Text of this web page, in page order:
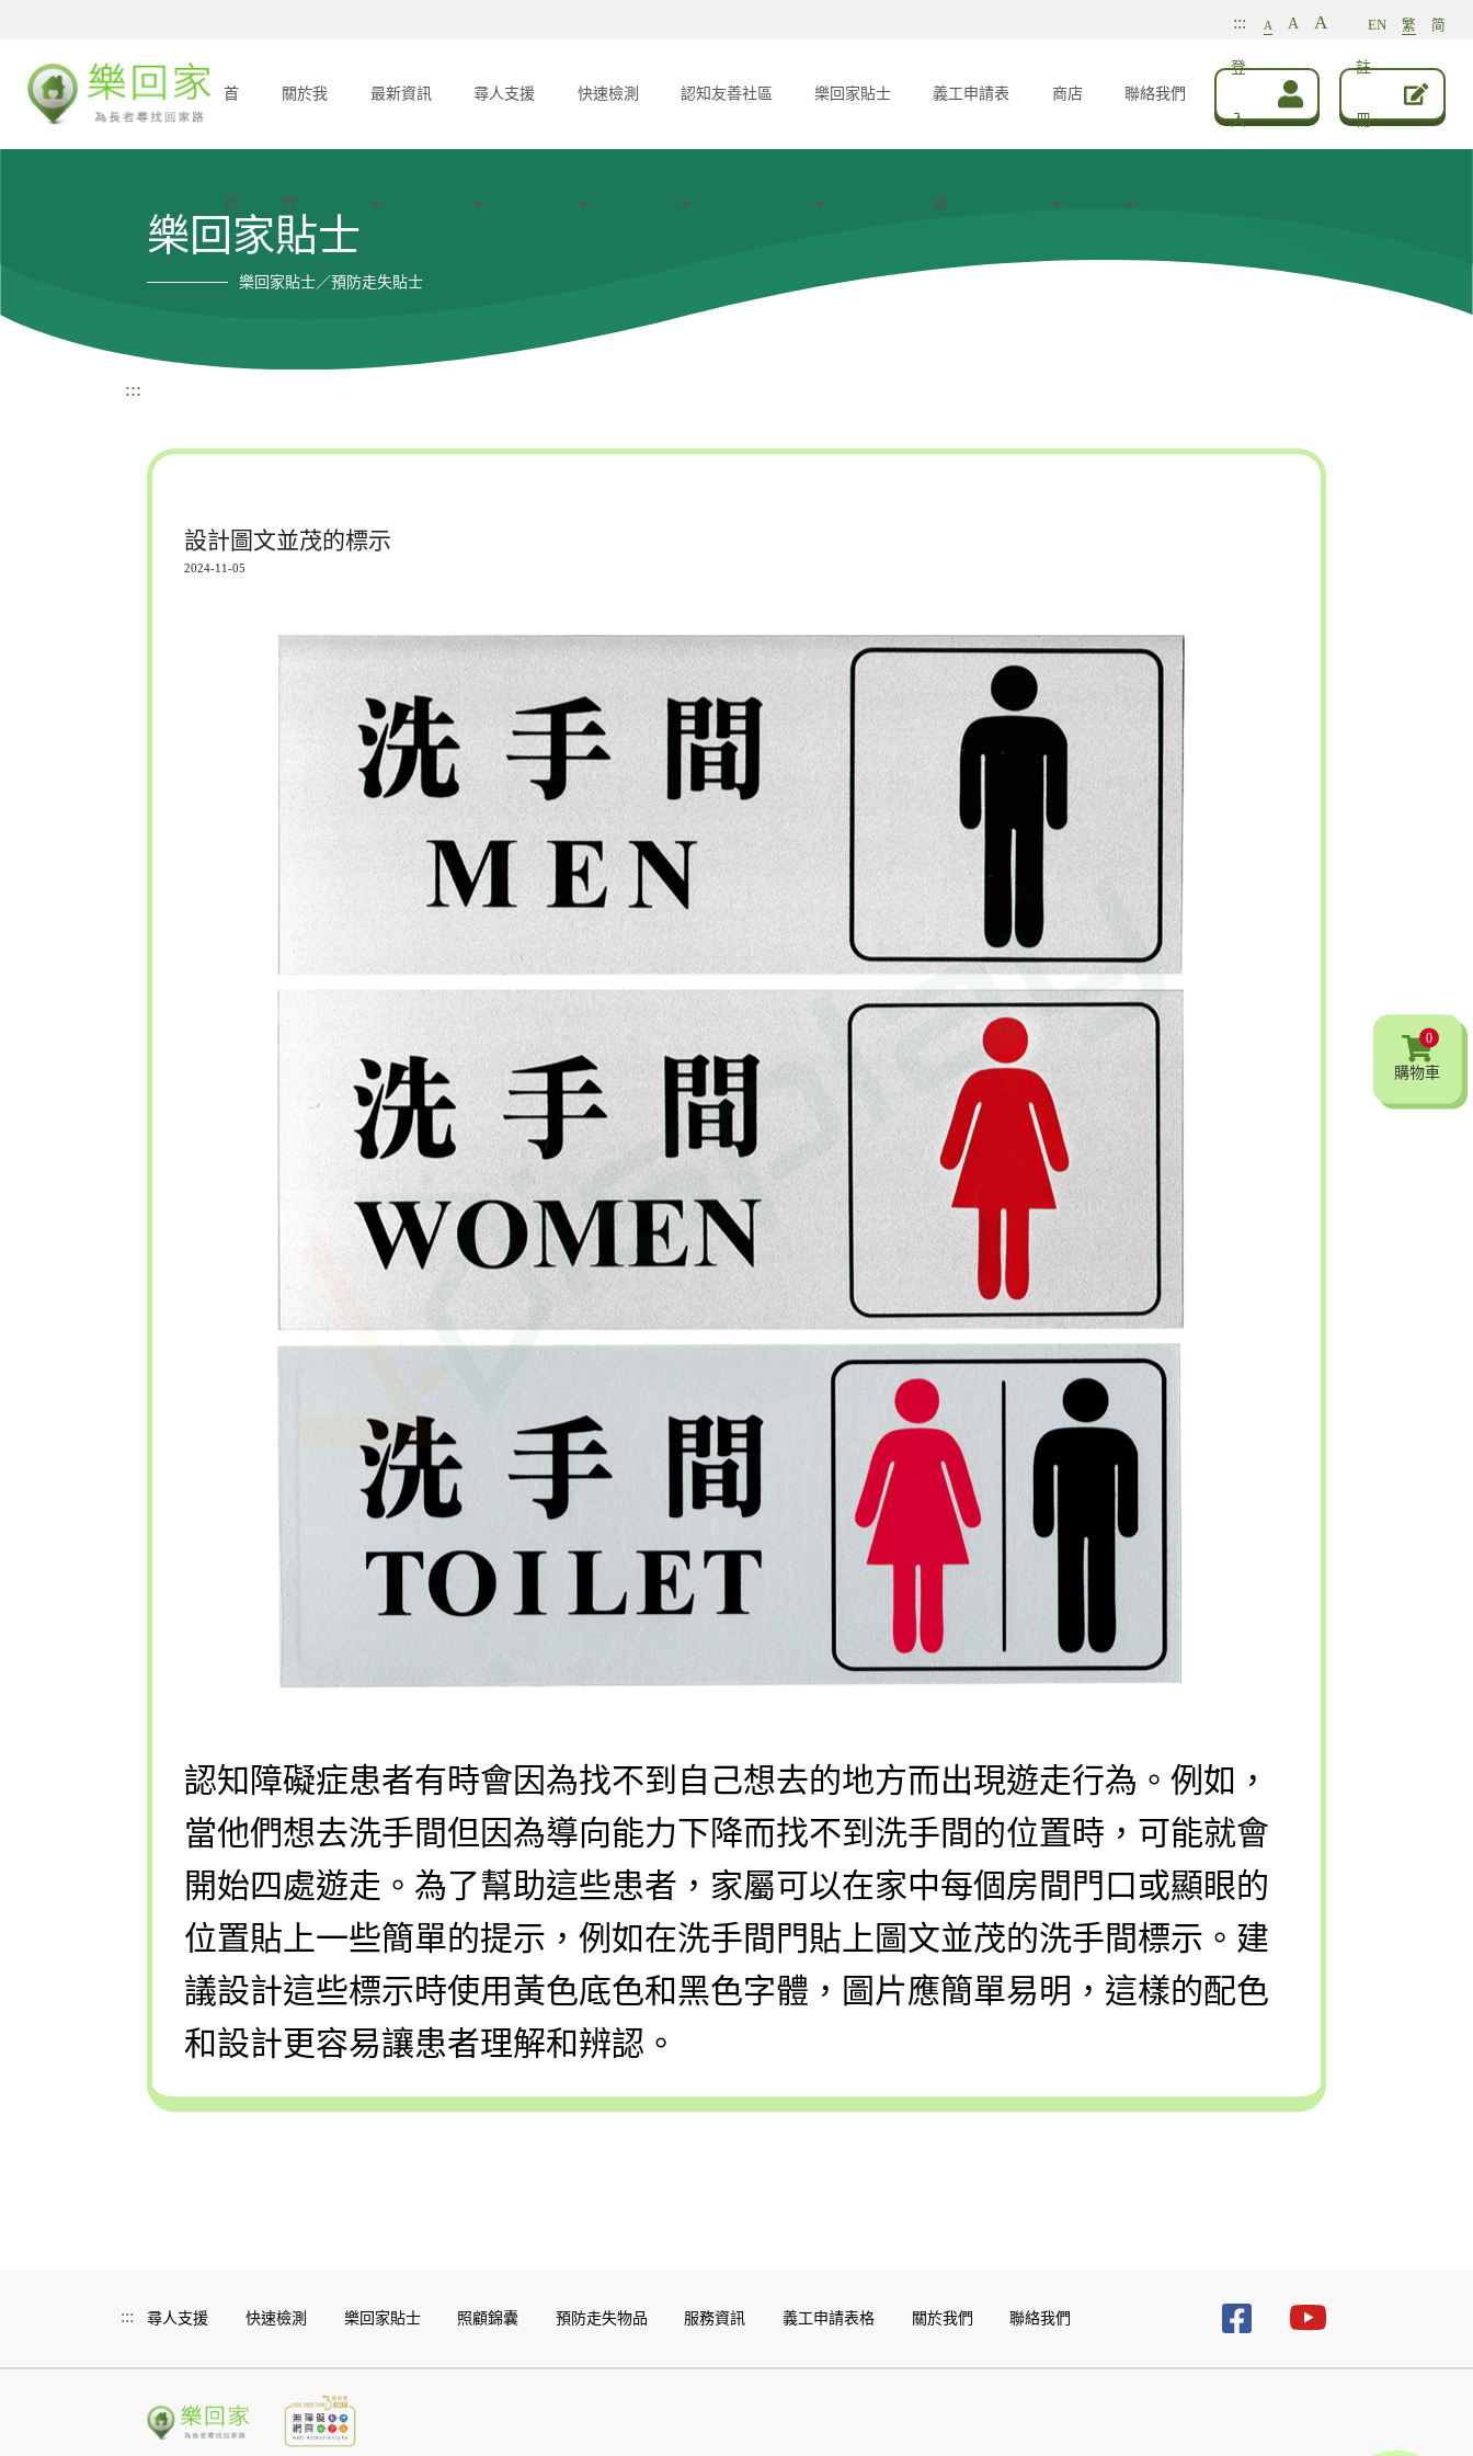
::: A A A EN 繁 简
首
頁
關於我
們
最新資訊 尋人支援 快速檢測 認知友善社區 樂回家貼士 義工申請表
格
商店 聯絡我們
登
入
註
冊
樂回家貼士
樂回家貼士／預防走失貼士
:::
設計圖文並茂的標示
2024-11-05
認知障礙症患者有時會因為找不到自己想去的地方而出現遊走行為。例如，
當他們想去洗手間但因為導向能力下降而找不到洗手間的位置時，可能就會
開始四處遊走。為了幫助這些患者，家屬可以在家中每個房間門口或顯眼的
位置貼上一些簡單的提示，例如在洗手間門貼上圖文並茂的洗手間標示。建
議設計這些標示時使用黃色底色和黑色字體，圖片應簡單易明，這樣的配色
和設計更容易讓患者理解和辨認。
0
購物車
::: 尋人支援 快速檢測 樂回家貼士 照顧錦囊 預防走失物品 服務資訊 義工申請表格 關於我們 聯絡我們